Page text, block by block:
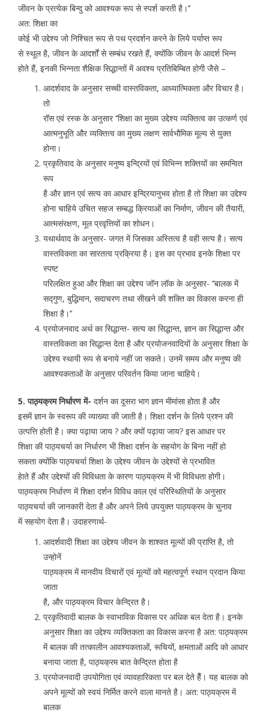
जीवन के प्रत्येक बिन्दु को आवश्यक रूप से स्पर्श करती है।’’
अत: शिक्षा का
कोई भी उद्देश्य जो निश्चित रूप से पथ प्रदर्शन करने के लिये पर्याप्त रूप
से स्थूल है, जीवन के आदर्शों से सम्बंध रखते हैं, क्योंकि जीवन के आदर्श भिन्न
होते हैं, इनकी भिन्नता शैक्षिक सिद्धान्तों में अवश्य प्रतिबिम्बित होगी जैसे –
आदर्शवाद के अनुसार सच्ची वास्तविकता, आध्यात्मिकता और विचार है।
तो
रॉस एवं रस्क के अनुसार ‘‘शिक्षा का मुख्य उद्देश्य व्यक्तित्व का उत्कर्ण एवं
आत्मनुभूति और व्यक्तित्व का मुख्य लक्षण सार्वभौमिक मूल्य से युक्त
होना।
प्रकृतिवाद के अनुसार मनुष्य इन्द्रियों एवं विभिन्न शक्तियों का समन्वित
रूप
है और ज्ञान एवं सत्य का आधार इन्द्रियानुभव होता है तो शिक्षा का उद्देश्य
होना चाहिये उचित सहज सम्बद्ध क्रियाओं का निर्माण, जीवन की तैयारी,
आत्मसंरक्षण, मूल प्रवृत्तियों का शोधन।
यथार्थवाद के अनुसार- जगत में जिसका अस्तित्व है वही सत्य है। सत्य
वास्तविकता का सारतत्व प्रक्रिया है। इस का प्रभाव इनके शिक्षा पर
स्पष्ट
परिलक्षित हुआ और शिक्षा का उद्देश्य जॉन लॉक के अनुसार- ‘‘बालक में
सद्गुण, बुद्धिमान, सदाचरण तथा सीखने की शक्ति का विकास करना ही
शिक्षा है।’’
प्रयोजनवाद अर्थ का सिद्धान्त- सत्य का सिद्धान्त, ज्ञान का सिद्धान्त और
वास्तविकता का सिद्धान्त देता है और प्रयोजनवादियों के अनुसार शिक्षा के
उद्देश्य स्थायी रूप से बनाये नहीं जा सकते। उनमें समय और मनुष्य की
आवश्यकताओं के अनुसार परिवर्तन किया जाना चाहिये।
5. पाठ्यक्रम निर्धारण में- दर्शन का दूसरा भाग ज्ञान मीमांसा होता है और
इसमें ज्ञान के स्वरूप की व्याख्या की जाती है। शिक्षा दर्शन के लिये प्रश्न की
उत्पत्ति होती है। क्या पढ़ाया जाय ? और क्यों पढ़ाया जाय? इस आधार पर
शिक्षा की पाठ्यचर्या का निर्धारण भी शिक्षा दर्शन के सहयोग के बिना नहीं हो
सकता क्योंकि पाठ्यचर्या शिक्षा के उद्देश्य जीवन के उद्देश्यों से प्रभावित
हेाते हैं और उद्देश्यों की विविधता के कारण पाठ्यक्रम में भी विविधता होगी।
पाठ्यक्रम निर्धारण में शिक्षा दर्शन विविध काल एवं परिस्थितियों के अनुसार
पाठ्यचर्या की जानकारी देता है और अपने लिये उपयुक्त पाठ्यक्रम के चुनाव
में सहयोग देता है। उदाहरणार्थ-
आदर्शवादी शिक्षा का उद्देश्य जीवन के शाश्वत मूल्यों की प्राप्ति है, तो
उन्होनें
पाठ्यक्रम में मानवीय विचारों एवं मूल्यों को महत्वपूर्ण स्थान प्रदान किया
जाता
है, और पाठ्यक्रम विचार केन्द्रित है।
प्रकृतिवादी बालक के स्वाभाविक विकास पर अधिक बल देता है। इनके
अनुसार शिक्षा का उद्देश्य व्यक्तिकता का विकास करना है अत: पाठ्यक्रम
में बालक की तत्कालीन आवश्यकताओं, रूचियों, क्षमताओं आदि को आधार
बनाया जाता है, पाठ्यक्रम बात केन्द्रित होता है
प्रयोजनवादी उपयोगिता एवं व्यावहारिकता पर बल देते हेैं। यह बालक को
अपने मूल्यों को स्वयं निर्मित करने वाला मानते है। अत: पाठ्यक्रम में
बालक